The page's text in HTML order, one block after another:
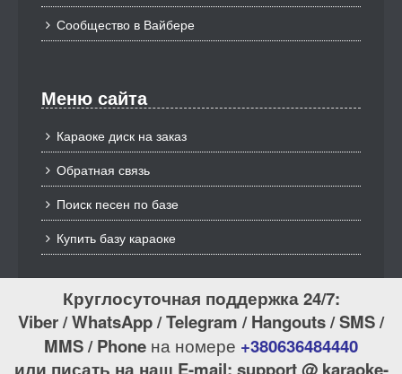
Сообщество в Вайбере
Меню сайта
Караоке диск на заказ
Обратная связь
Поиск песен по базе
Купить базу караоке
Круглосуточная поддержка 24/7:
Viber / WhatsApp / Telegram / Hangouts / SMS /
MMS / Phone на номере +380636484440
или писать на наш E-mail: support @ karaoke-